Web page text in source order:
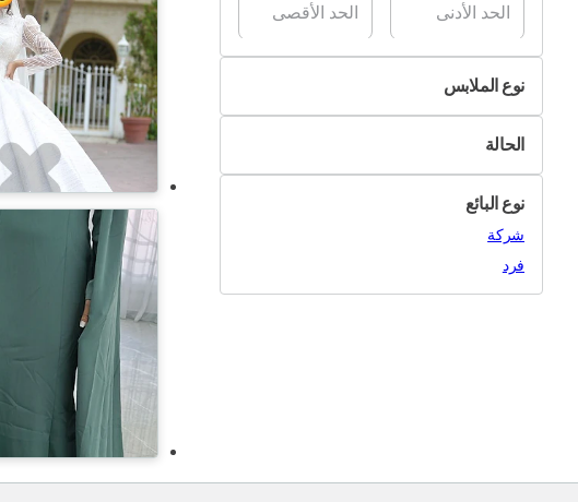
نوع الملابس
الفساتين
الجاكيتات والمعاطف
الكنزات
الحالة
جديد
مستعملنوع البائع
شركة
فرد